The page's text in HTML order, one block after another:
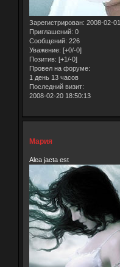
Зарегистрирован: 2008-02-01
Приглашений: 0
Сообщений: 226
Уважение: [+0/-0]
Позитив: [+1/-0]
Провел на форуме:
1 день 13 часов
Последний визит:
2008-02-20 18:50:13
Мария
Alea jacta est